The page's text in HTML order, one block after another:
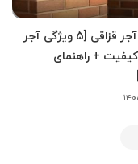
بهترین آجر قزاقی [5 ویژگی آجر
+ راهنمای